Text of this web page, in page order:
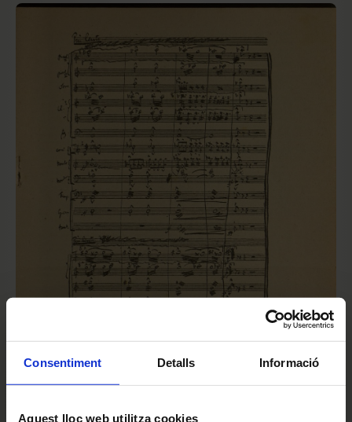
Consentiment Detalls Informació
Aquest lloc web utilitza cookies